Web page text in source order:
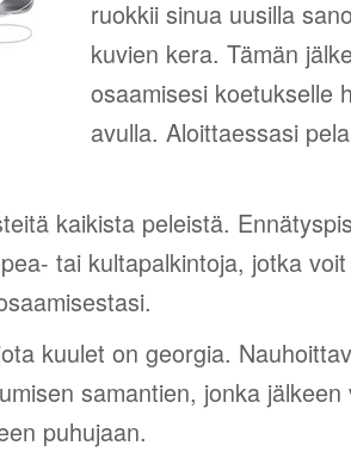
ruokkii sinua uusilla
kuvien kera. Tämän
osaamisesi koetukselle
avulla. Aloittaessasi
kaikista peleistä.
tai kultapalkintoja, jotka
kuulet on georgia.
samantien, jonka
puhujaan.